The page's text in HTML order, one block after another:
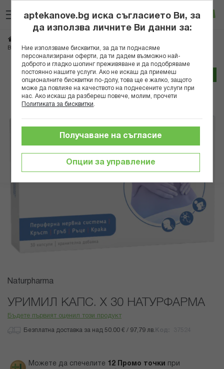
към
съдържанието
Вход
Витамин Б комплекс
УРИМИЛ КАПС. Х 30 НАТУРФАРМА
Трайно ниска цена онлайн
Преминете
края
изображенията
Преминете
началото
Naturpharma
УРИМИЛ КАПС. Х 30 НАТУРФАРМА
Бъдете първият оценил този продукт
Безплатна доставка за над 50.00 € / 97,79 лв.
Можете да спечелите 12 Промо точки
при
aptekanove.bg иска съгласието Ви, за
да използва личните Ви данни за:
Ние използваме бисквитки, за да ти поднасяме
персонализирани оферти, да ти дадем възможно най-
доброто и гладко шопинг преживяване и да подобряваме
постоянно нашите услуги. Ако не искаш да приемеш
опционалните бисквитки по-долу, това ще е жалко, защото
може да повлияе на качеството на поднесените услуги при
нас. Ако искаш да разбереш повече, молим, прочети
Политиката за бисквитки
Опции за управление
Получаване на съгласие